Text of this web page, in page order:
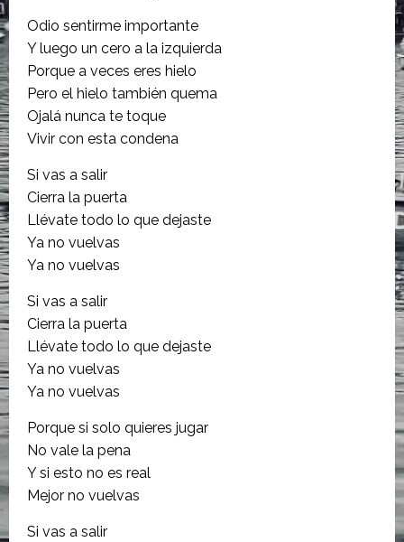
Odio sentirme importante
Y luego un cero a la izquierda
Porque a veces eres hielo
Pero el hielo también quema
Ojalá nunca te toque
Vivir con esta condena
Si vas a salir
Cierra la puerta
Llévate todo lo que dejaste
Ya no vuelvas
Ya no vuelvas
Si vas a salir
Cierra la puerta
Llévate todo lo que dejaste
Ya no vuelvas
Ya no vuelvas
Porque si solo quieres jugar
No vale la pena
Y si esto no es real
Mejor no vuelvas
Si vas a salir